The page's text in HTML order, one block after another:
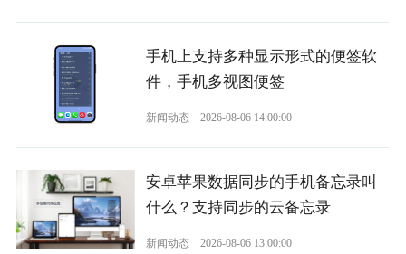
手机上支持多种显示形式的便签软
件，手机多视图便签
新闻动态 2026-08-06 14:00:00
安卓苹果数据同步的手机备忘录叫
什么？支持同步的云备忘录
新闻动态 2026-08-06 13:00:00